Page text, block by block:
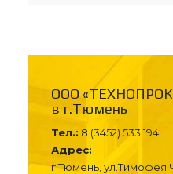
ООО
в г.Тюмень
Тел.: 8 (3452) 533 194
Адрес:
г.Тюмень, ул.Тимофея